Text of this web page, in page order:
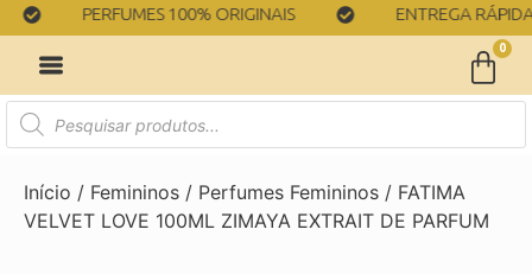
PERFUMES 100% ORIGINAIS ENTREGA RÁPIDA
0
Início / Femininos / Perfumes Femininos / FATIMA
VELVET LOVE 100ML ZIMAYA EXTRAIT DE PARFUM